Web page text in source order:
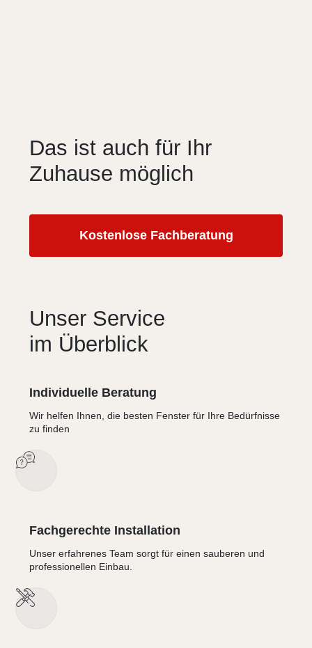
Das ist auch für Ihr
Zuhause möglich
Kostenlose Fachberatung
Unser Service
im Überblick
Individuelle Beratung
Wir helfen Ihnen, die besten Fenster für Ihre Bedürfnisse
zu finden
Fachgerechte Installation
Unser erfahrenes Team sorgt für einen sauberen und
professionellen Einbau.